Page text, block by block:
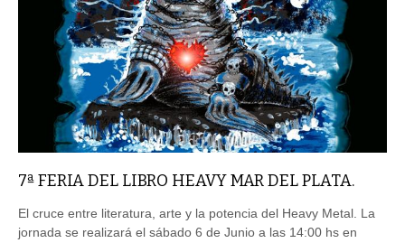
7ª FERIA DEL LIBRO HEAVY MAR DEL PLATA.
El cruce entre literatura, arte y la potencia del Heavy Metal. La
jornada se realizará el sábado 6 de Junio a las 14:00 hs en